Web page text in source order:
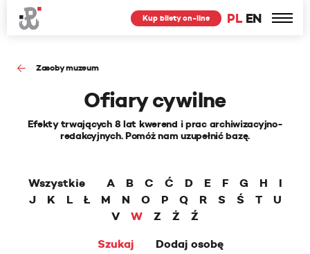
PL EN
Kup bilety on-line
Zasoby muzeum
Ofiary cywilne
Efekty trwających 8 lat kwerend i prac archiwizacyjno-
redakcyjnych. Pomóż nam uzupełnić bazę.
Wszystkie A B C Ć D E F G H
I
J
K L Ł M N O P Q R S Ś T
U
V
W Z Ż
Ź
Szukaj
Dodaj osobę